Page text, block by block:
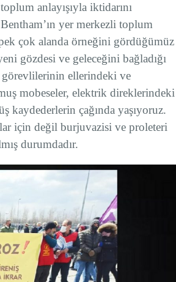
anlayışıyla iktidarını
Bentham’ın yer merkezli toplum
çok alanda örneğini gördüğümüz
gözdesi ve geleceğini bağladığı
görevlilerinin ellerindeki ve
mobeseler, elektrik direklerindeki
kaydederlerin çağında yaşıyoruz.
için değil burjuvazisi ve proleteri
durumdadır.